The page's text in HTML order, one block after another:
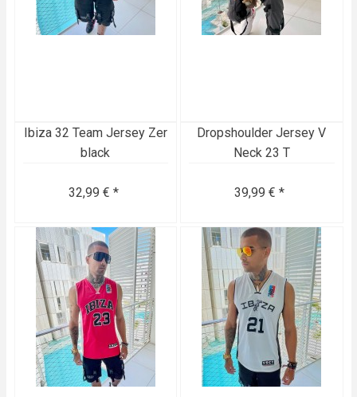
Ibiza 32 Team Jersey Zer
black
32,99 € *
Dropshoulder Jersey V
Neck 23 T
39,99 € *